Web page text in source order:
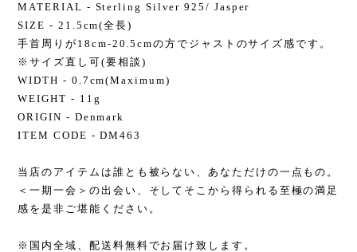
MATERIAL - Sterling Silver 925/ Jasper
SIZE - 21.5cm(全長)
手首周りが18cm-20.5cmの方でジャストのサイズ感です。
※サイズ直し可(要相談)
WIDTH - 0.7cm(Maximum)
WEIGHT - 11g
ORIGIN - Denmark
ITEM CODE - DM463
当店のアイテムは誰とも被らない、あなただけの一点もの。
＜一期一会＞の出会い、そしてそこから得られる至極の満足
感を是非ご堪能ください。
※国内全域、配送料無料でお届け致します。